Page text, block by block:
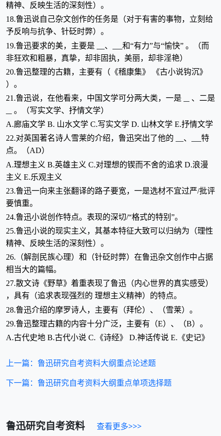
精神、反映生活的深刻性）。
18.鲁迅说自己杂文创作的任务是（对于有害的事物，立刻给
予反响与抗争、针砭时弊）。
19.鲁迅要求的美，主要是
、
和“有力”与“愉快” 。（而
非狂欢和粗暴，真挚，却非固执，美丽，却非淫艳）
20.鲁迅整理的古籍，主要有（《稽康集》 《古小说钩沉》
）。
21.鲁迅说，在他看来，中国文学可分两大类，一是
、二是
。（写实文学、抒情文学）
A.廊庙文学 B. 山水文学 C.写实文学 D. 山林文学 E.抒情文学
22.对英国著名诗人雪莱的介绍，鲁迅突出了他的
、
特
点。（AD）
A.理想主义 B.英雄主义 C.对理想的锲而不舍的追求 D.浪漫
主义 E.乐观主义
23.鲁迅一向来主张翻译的路子要宽，一是选材不宜过严/批评
要慎重。
24.鲁迅小说创作特点。表现的深切/“格式的特别”。
25.鲁迅小说的现实主义，其基本特征大致可以归纳为（理性
精神、反映生活的深刻性）。
26.（解剖民族心理）和（针砭时弊）在鲁迅杂文创作中占据
相当大的篇幅。
27.散文诗《野草》着重表现了鲁迅（内心世界的真实感受）
，具有（追求表现强烈的 理想主义精神）的特点。
28.鲁迅介绍的摩罗诗人，主要有（拜伦）、（雪莱）。
29.鲁迅整理古籍的内容十分广泛，主要有（E）、（B）。
A.古代史地 B.古代小说 C.《诗经》 D.神话传说 E.《史记》
上一篇：鲁迅研究自考资料大纲重点论述题
下一篇：鲁迅研究自考资料大纲重点单项选择题
鲁迅研究自考资料
查看更多>>>